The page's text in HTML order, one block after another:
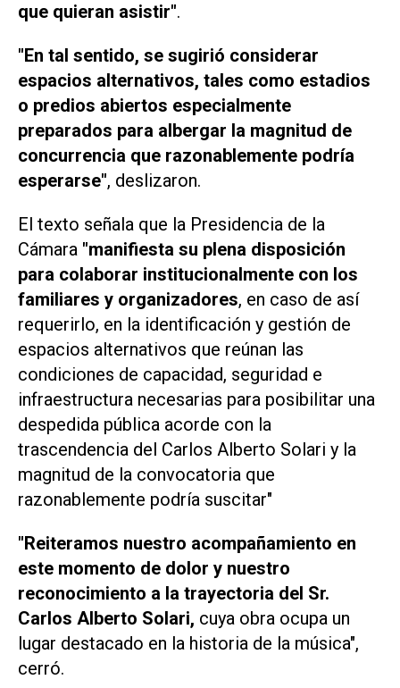
que quieran asistir".
"En tal sentido, se sugirió considerar
espacios alternativos, tales como estadios
o predios abiertos especialmente
preparados para albergar la magnitud de
concurrencia que razonablemente podría
esperarse", deslizaron.
El texto señala que la Presidencia de la
Cámara "manifiesta su plena disposición
para colaborar institucionalmente con los
familiares y organizadores, en caso de así
requerirlo, en la identificación y gestión de
espacios alternativos que reúnan las
condiciones de capacidad, seguridad e
infraestructura necesarias para posibilitar una
despedida pública acorde con la
trascendencia del Carlos Alberto Solari y la
magnitud de la convocatoria que
razonablemente podría suscitar"
"Reiteramos nuestro acompañamiento en
este momento de dolor y nuestro
reconocimiento a la trayectoria del Sr.
Carlos Alberto Solari, cuya obra ocupa un
lugar destacado en la historia de la música",
cerró.